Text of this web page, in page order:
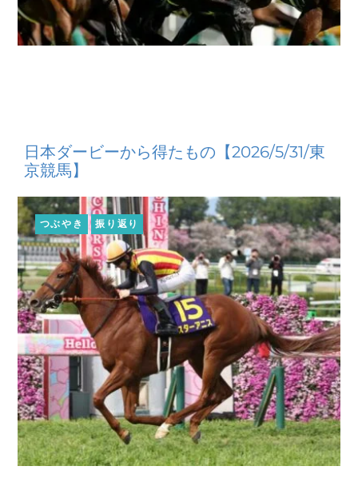
日本ダービーから得たもの【2026/5/31/東
京競馬】
つぶやき 振り返り